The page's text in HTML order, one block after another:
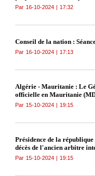
Par 16-10-2024 | 17:32
Conseil de la nation :
Par 16-10-2024 | 17:13
Algérie - Mauritanie : Le
officielle en Mauritanie
Par 15-10-2024 | 19:15
Présidence de la république
décès de l'ancien arbitre
Par 15-10-2024 | 19:15